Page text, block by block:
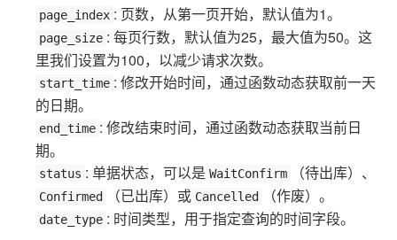
page_index : 页数，从第一页开始，默认值为1。
page_size : 每页行数，默认值为25，最大值为50。这
里我们设置为100，以减少请求次数。
start_time : 修改开始时间，通过函数动态获取前一天
的日期。
end_time : 修改结束时间，通过函数动态获取当前日
期。
status : 单据状态，可以是 WaitConfirm （待出库）、
Confirmed （已出库）或 Cancelled （作废）。
date_type : 时间类型，用于指定查询的时间字段。